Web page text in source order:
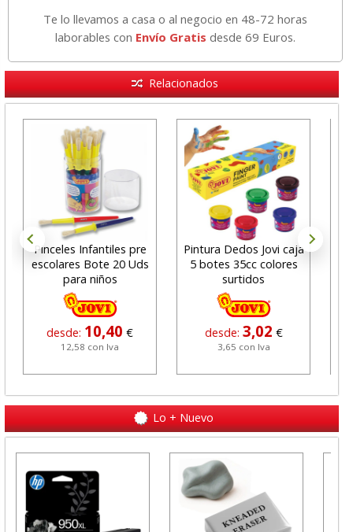
Te lo llevamos a casa o al negocio en 48-72 horas
laborables con Envío Gratis desde 69 Euros.
Relacionados
Pinceles Infantiles pre
escolares Bote 20 Uds
para niños
desde:10,40 €
12,58 con Iva
Pintura Dedos Jovi caja
5 botes 35cc colores
surtidos
desde:3,02 €
3,65 con Iva
Lo + Nuevo